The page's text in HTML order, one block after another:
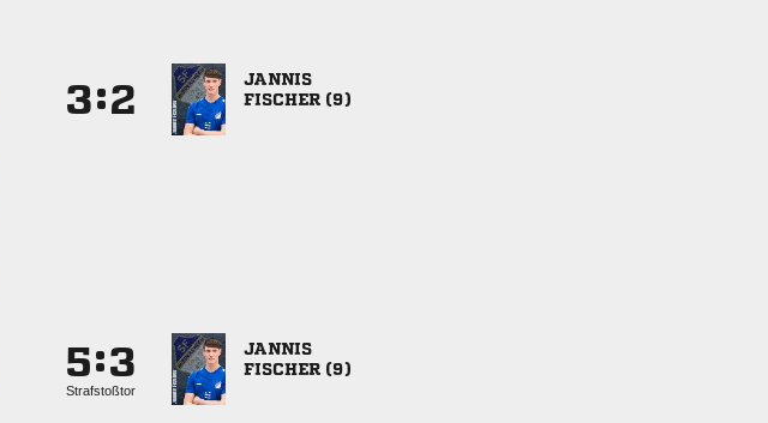
:

 
:
Strafstoßtor

 